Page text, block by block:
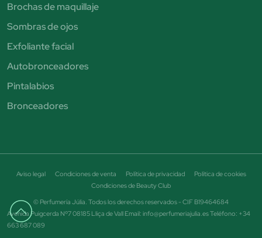
Brochas de maquillaje
Sombras de ojos
Exfoliante facial
Autobronceadores
Pintalabios
Bronceadores
© Perfumería Júlia. Todos los derechos reservados - CIF B19464684
Aviso legal Condiciones de venta Política de privacidad
Política de cookies
Condiciones de Beauty Club
Avenida Puigcerda Nº7 08185 Lliça de Vall Email: info@perfumeriajulia.es Teléfono: +34
663 687 089